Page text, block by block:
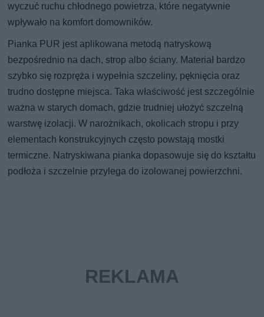
wyczuć ruchu chłodnego powietrza, które negatywnie
wpływało na komfort domowników.
Pianka PUR jest aplikowana metodą natryskową
bezpośrednio na dach, strop albo ściany. Materiał bardzo
szybko się rozpręża i wypełnia szczeliny, pęknięcia oraz
trudno dostępne miejsca. Taka właściwość jest szczególnie
ważna w starych domach, gdzie trudniej ułożyć szczelną
warstwę izolacji. W narożnikach, okolicach stropu i przy
elementach konstrukcyjnych często powstają mostki
termiczne. Natryskiwana pianka dopasowuje się do kształtu
podłoża i szczelnie przylega do izolowanej powierzchni.